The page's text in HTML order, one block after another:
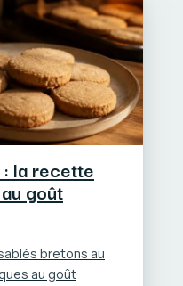
: la recette
goût
bretons au
au goût